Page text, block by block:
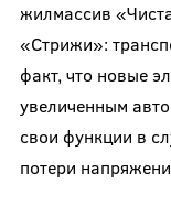
жилмассив
«Стрижи»:
факт, что новые
увеличенным
свои функции в
потери